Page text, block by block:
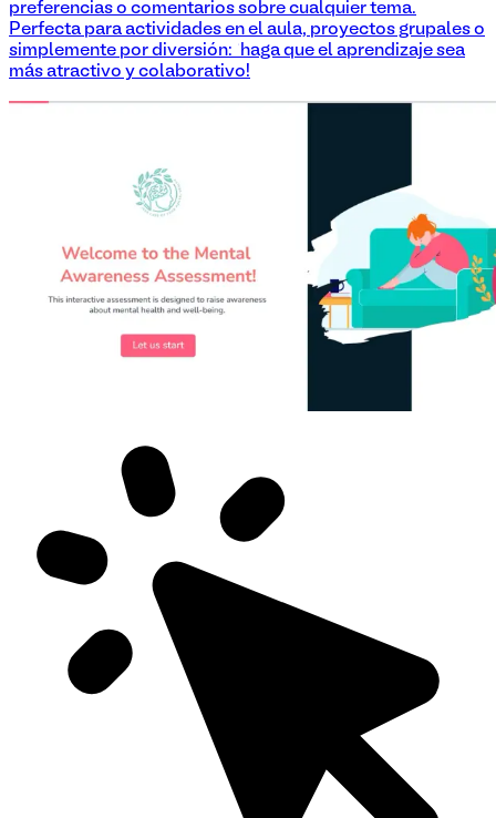
preferencias o comentarios sobre cualquier tema.
Perfecta para actividades en el aula, proyectos grupales o
simplemente por diversión: ¡haga que el aprendizaje sea
más atractivo y colaborativo!